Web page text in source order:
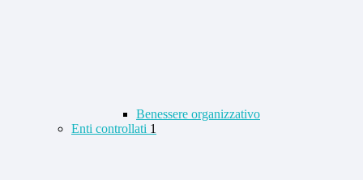
Benessere organizzativo
Enti controllati 1